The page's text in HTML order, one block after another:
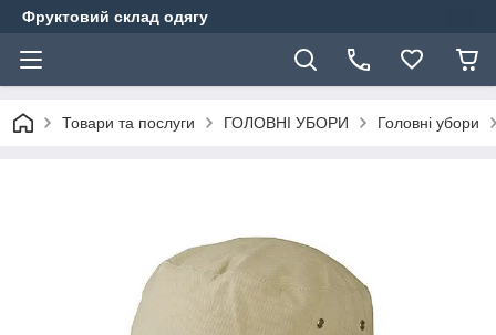
Фруктовий склад одягу
Товари та послуги ГОЛОВНІ УБОРИ Головні убори